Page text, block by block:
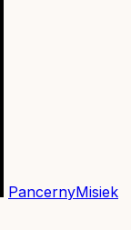
PancernyMisiek